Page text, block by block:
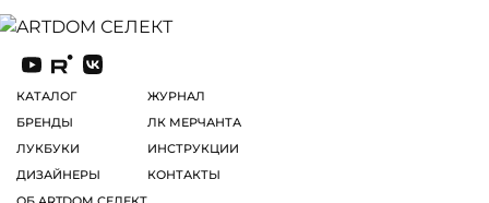
КАТАЛОГ
БРЕНДЫ
ЛУКБУКИ
ДИЗАЙНЕРЫ
ЖУРНАЛ
ЛК МЕРЧАНТА
ИНСТРУКЦИИ
КОНТАКТЫ